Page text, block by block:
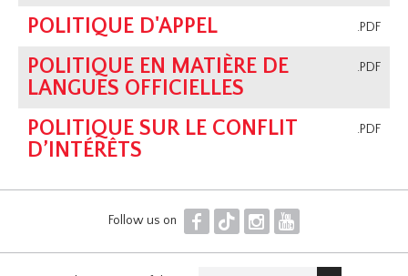
.PDF
POLITIQUE D'APPEL
.PDF
POLITIQUE EN MATIÈRE DE
LANGUES OFFICIELLES
.PDF
POLITIQUE SUR LE CONFLIT
D’INTÉRÊTS
Follow us on F T I Y